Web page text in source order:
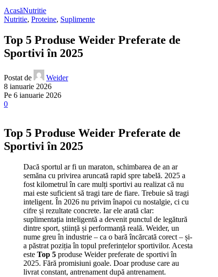
AcasăNutritie
Nutritie, Proteine, Suplimente
Top 5 Produse Weider Preferate de
Sportivi în 2025
Postat de
Weider
8 ianuarie 2026
Pe 6 ianuarie 2026
0
Top 5 Produse Weider Preferate de
Sportivi în 2025
Dacă sportul ar fi un maraton, schimbarea de an ar
semăna cu privirea aruncată rapid spre tabelă. 2025 a
fost kilometrul în care mulți sportivi au realizat că nu
mai este suficient să tragi tare de fiare. Trebuie să tragi
inteligent. În 2026 nu privim înapoi cu nostalgie, ci cu
cifre și rezultate concrete. Iar ele arată clar:
suplimentația inteligentă a devenit punctul de legătură
dintre sport, știință și performanță reală. Weider, un
nume greu în industrie – ca o bară încărcată corect – și-
a păstrat poziția în topul preferințelor sportivilor. Acesta
este Top 5 produse Weider preferate de sportivi în
2025. Fără promisiuni goale. Doar produse care au
livrat constant, antrenament după antrenament.